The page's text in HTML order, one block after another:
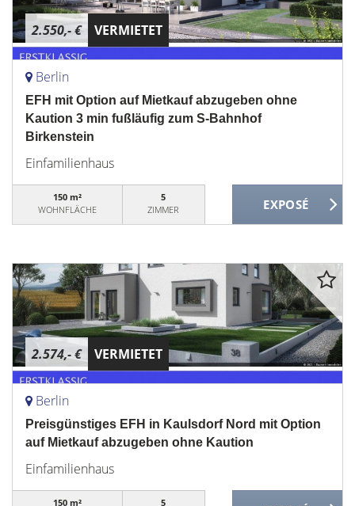
2.550,- € VERMIETET
Berlin
EFH mit Option auf Mietkauf abzugeben ohne
Kaution 3 min fußläufig zum S-Bahnhof
Birkenstein
Einfamilienhaus
150 m²
WOHNFLÄCHE
5
ZIMMER
2.574,- € VERMIETET
Berlin
Preisgünstiges EFH in Kaulsdorf Nord mit Option
auf Mietkauf abzugeben ohne Kaution
Einfamilienhaus
150 m²
5